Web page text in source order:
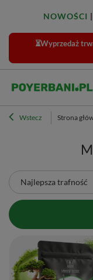
NOWOŚCI |
⏳Wyprzedaż
Wstecz Strona
Zmień sortowanie
Najlepsza trafność